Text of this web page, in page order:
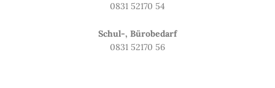
0831 52170 54
Schul-, Bürobedarf
0831 52170 56